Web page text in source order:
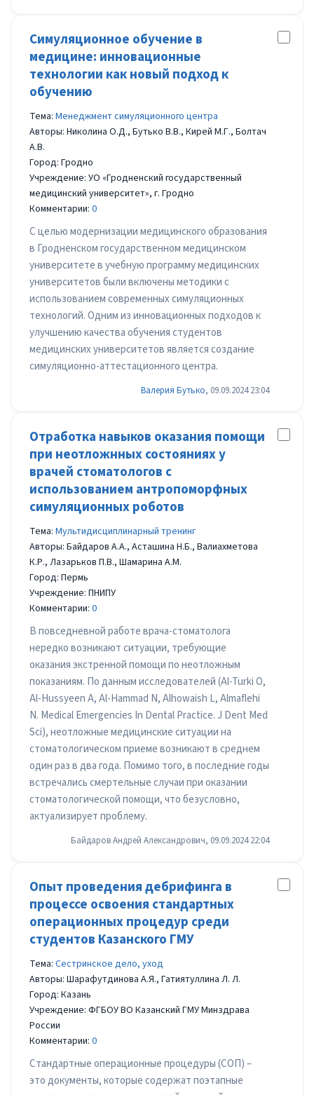
Симуляционное обучение в
медицине: инновационные
технологии как новый подход к
обучению
Тема: Менеджмент симуляционного центра
Авторы: Николина О.Д., Бутько В.В., Кирей М.Г., Болтач
А.В.
Город: Гродно
Учреждение: УО «Гродненский государственный
медицинский университет», г. Гродно
Комментарии: 0
С целью модернизации медицинского образования
в Гродненском государственном медицинском
университете в учебную программу медицинских
университетов были включены методики с
использованием современных симуляционных
технологий. Одним из инновационных подходов к
улучшению качества обучения студентов
медицинских университетов является создание
симуляционно-аттестационного центра.
Валерия Бутько, 09.09.2024 23:04
Отработка навыков оказания помощи
при неотложнных состояниях у
врачей стоматологов с
использованием антропоморфных
симуляционных роботов
Тема: Мультидиcциплинарный тренинг
Авторы: Байдаров А.А., Асташина Н.Б., Валиахметова
К.Р., Лазарьков П.В., Шамарина А.М.
Город: Пермь
Учреждение: ПНИПУ
Комментарии: 0
В повседневной работе врача-стоматолога
нередко возникают ситуации, требующие
оказания экстренной помощи по неотложным
показаниям. По данным исследователей (Al-Turki O,
Al-Hussyeen A, Al-Hammad N, Alhowaish L, Almaflehi
N. Medical Emergencies In Dental Practice. J Dent Med
Sci), неотложные медицинские ситуации на
стоматологическом приеме возникают в среднем
один раз в два года. Помимо того, в последние годы
встречались смертельные случаи при оказании
стоматологической помощи, что безусловно,
актуализирует проблему.
Байдаров Андрей Александрович, 09.09.2024 22:04
Опыт проведения дебрифинга в
процессе освоения стандартных
операционных процедур среди
студентов Казанского ГМУ
Тема: Сестринское дело, уход
Авторы: Шарафутдинова А.Я., Гатиятуллина Л. Л.
Город: Казань
Учреждение: ФГБОУ ВО Казанский ГМУ Минздрава
России
Комментарии: 0
Стандартные операционные процедуры (СОП) –
это документы, которые содержат поэтапные